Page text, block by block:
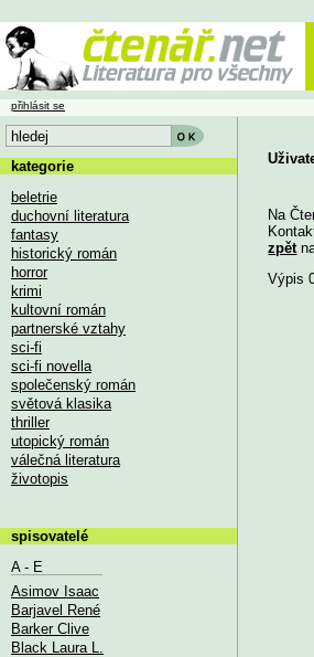
Na
zpět
Výpis
přihlásit se
kategorie
beletrie
duchovní literatura
fantasy
historický román
horror
krimi
kultovní román
partnerské vztahy
sci-fi
sci-fi novella
společenský román
světová klasika
thriller
utopický román
válečná literatura
životopis
spisovatelé
A - E
Asimov Isaac
Barjavel René
Barker Clive
Black Laura L.